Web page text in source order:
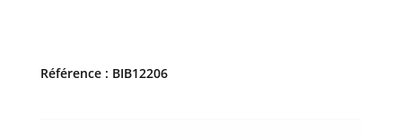
Référence : BIB12206